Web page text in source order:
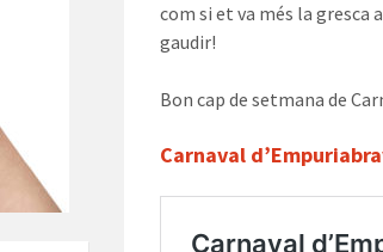
com si et va més la gresca
gaudir!
Bon cap de setmana de
Carnaval